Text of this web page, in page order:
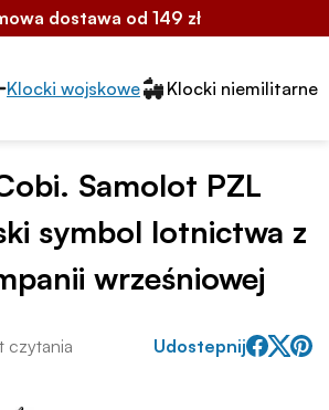
dostawa od 149 zł
segmentów2
Klocki wojskowe Klocki niemilitarne
Samolot PZL
symbol lotnictwa z
wrześniowej
czytania Udostepnij